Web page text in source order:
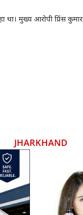
था। मुख्य आरोपी प्रिंस
JHARKHAND